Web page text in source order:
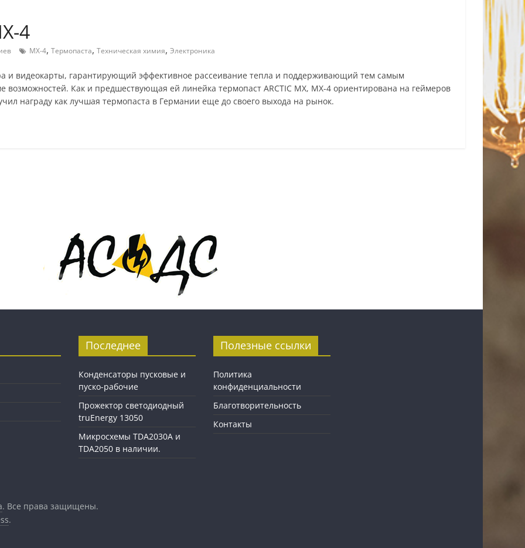
4
MX-4, Термопаста, Техническая химия, Электроника
и видеокарты, гарантирующий эффективное рассеивание тепла и поддерживающий тем самым
возможностей. Как и предшествующая ей линейка термопаст ARCTIC MX, MX-4 ориентирована на геймеров
награду как лучшая термопаста в Германии еще до своего выхода на рынок.
Последнее
Конденсаторы пусковые и
пуско-рабочие
Прожектор светодиодный
truEnergy 13050
Микросхемы TDA2030A и
TDA2050 в наличии.
Полезные ссылки
Политика
конфиденциальности
Благотворительность
Контакты
. Все права защищены.
.